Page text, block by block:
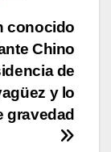
conocido
Chino
de
y lo
gravedad